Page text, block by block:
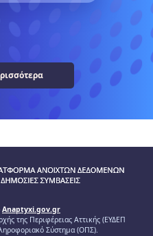
Anaptyxi.gov.gr
της Περιφέρειας Αττικής (ΕΥΔΕΠ
Σύστημα (ΟΠΣ).